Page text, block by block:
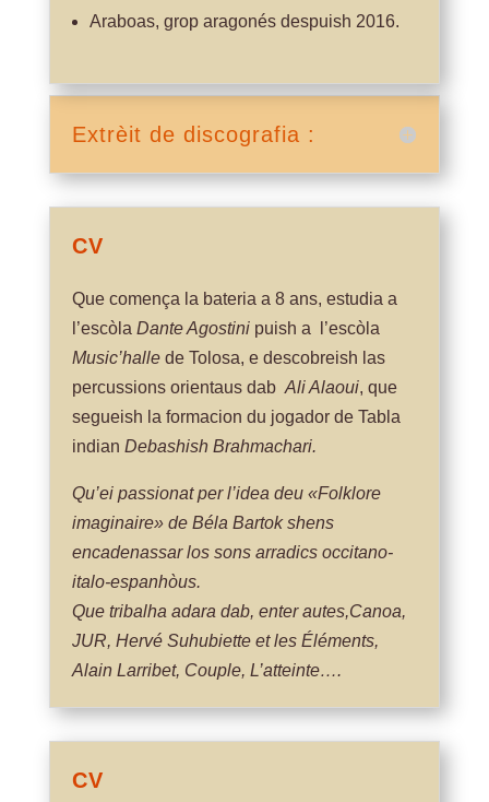
Araboas, grop aragonés despuish 2016.
Extrèit de discografia :
CV
Que comença la bateria a 8 ans, estudia a
l’escòla Dante Agostinipuish a l’escòla
Music’hallede Tolosa, e descobreish las
percussions orientaus dab Ali Alaoui, que
segueish la formacion du jogador de Tabla
indian Debashish Brahmachari.
Qu’ei passionat per l’idea deu «Folklore
imaginaire» de Béla Bartok shens
encadenassar los sons arradics occitano-
italo-espanhòus.
Que tribalha adara dab, enter autes,Canoa,
JUR, Hervé Suhubiette et les Éléments,
Alain Larribet, Couple, L’atteinte….
CV